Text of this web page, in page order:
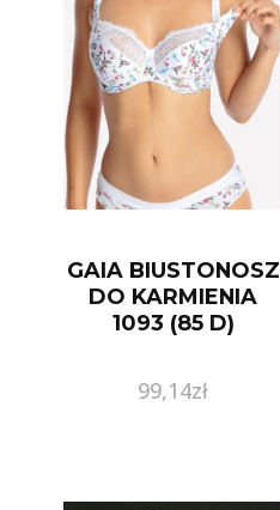
GAIA BIUSTONOSZ
DO KARMIENIA
1093 (85 D)
99,14zł